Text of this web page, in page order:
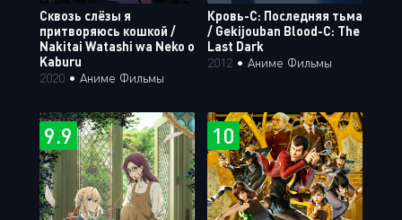
Сквозь слёзы я
притворяюсь кошкой /
Nakitai Watashi wa Neko o
Kaburu
2020 • Аниме Фильмы
Кровь-С: Последняя тьма
/ Gekijouban Blood-C: The
Last Dark
2012 • Аниме Фильмы
9.9 10